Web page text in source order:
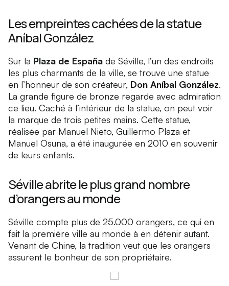
Les empreintes cachées de la statue
Aníbal González
Sur la Plaza de España de Séville, l’un des endroits
les plus charmants de la ville, se trouve une statue
en l’honneur de son créateur, Don Aníbal González.
La grande figure de bronze regarde avec admiration
ce lieu. Caché à l’intérieur de la statue, on peut voir
la marque de trois petites mains. Cette statue,
réalisée par Manuel Nieto, Guillermo Plaza et
Manuel Osuna, a été inaugurée en 2010 en souvenir
de leurs enfants.
Séville abrite le plus grand nombre
d’orangers au monde
Séville compte plus de 25.000 orangers, ce qui en
fait la première ville au monde à en détenir autant.
Venant de Chine, la tradition veut que les orangers
assurent le bonheur de son propriétaire.